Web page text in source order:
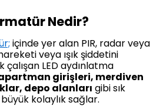
Nedir?
içinde yer alan PIR, radar veya
veya ışık şiddetini
LED aydınlatma
girişleri, merdiven
depo alanları gibi sık
kolaylık sağlar.